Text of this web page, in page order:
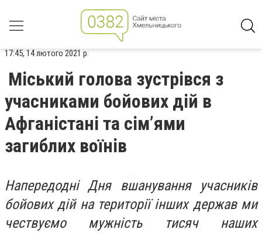
17:45, 14 лютого 2021 р.
Міський голова зустрівся з
учасниками бойових дій в
Афганістані та сім’ями
загиблих воїнів
Напередодні Дня вшанування учасників
бойових дій на території інших держав ми
чествуємо мужність тисяч наших